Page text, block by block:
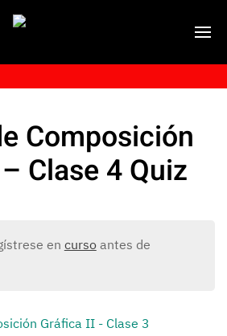
Composición
Clase 4 Quiz
en cursoantes de
Gráfica II - Clase 3